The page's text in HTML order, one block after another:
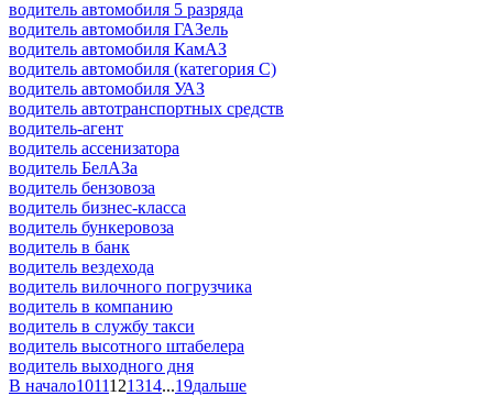
водитель автомобиля 5 разряда
водитель автомобиля ГАЗель
водитель автомобиля КамАЗ
водитель автомобиля (категория C)
водитель автомобиля УАЗ
водитель автотранспортных средств
водитель-агент
водитель ассенизатора
водитель БелАЗа
водитель бензовоза
водитель бизнес-класса
водитель бункеровоза
водитель в банк
водитель вездехода
водитель вилочного погрузчика
водитель в компанию
водитель в службу такси
водитель высотного штабелера
водитель выходного дня
В начало1011121314...19дальше